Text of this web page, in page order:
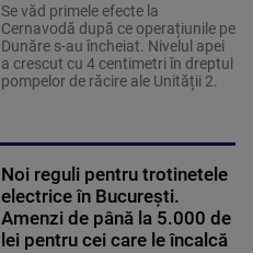
Se văd primele efecte la
Cernavodă după ce operațiunile pe
Dunăre s-au încheiat. Nivelul apei
a crescut cu 4 centimetri în dreptul
pompelor de răcire ale Unității 2.
Noi reguli pentru trotinetele
electrice în București.
Amenzi de până la 5.000 de
lei pentru cei care le încalcă